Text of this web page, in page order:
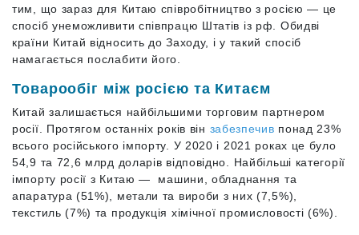
тим, що зараз для Китаю співробітництво з росією — це
спосіб унеможливити співпрацю Штатів із рф. Обидві
країни Китай відносить до Заходу, і у такий спосіб
намагається послабити його.
Товарообіг між росією та Китаєм
Китай залишається найбільшими торговим партнером
росії. Протягом останніх років він забезпечив понад 23%
всього російського імпорту. У 2020 і 2021 роках це було
54,9 та 72,6 млрд доларів відповідно. Найбільші категорії
імпорту росії з Китаю — машини, обладнання та
апаратура (51%), метали та вироби з них (7,5%),
текстиль (7%) та продукція хімічної промисловості (6%).